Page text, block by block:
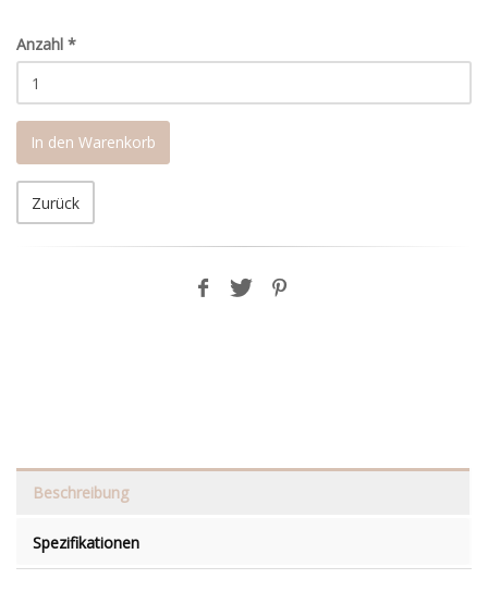
Anzahl *
In den Warenkorb
Zurück
Beschreibung
Spezifikationen